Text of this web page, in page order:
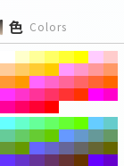
色 Colors